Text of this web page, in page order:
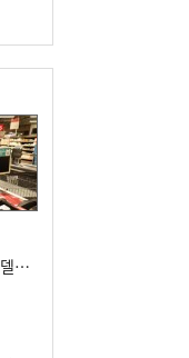
산소호흡기 단 홈플러스, ‘트레이더 조’ 모델로 살아날까